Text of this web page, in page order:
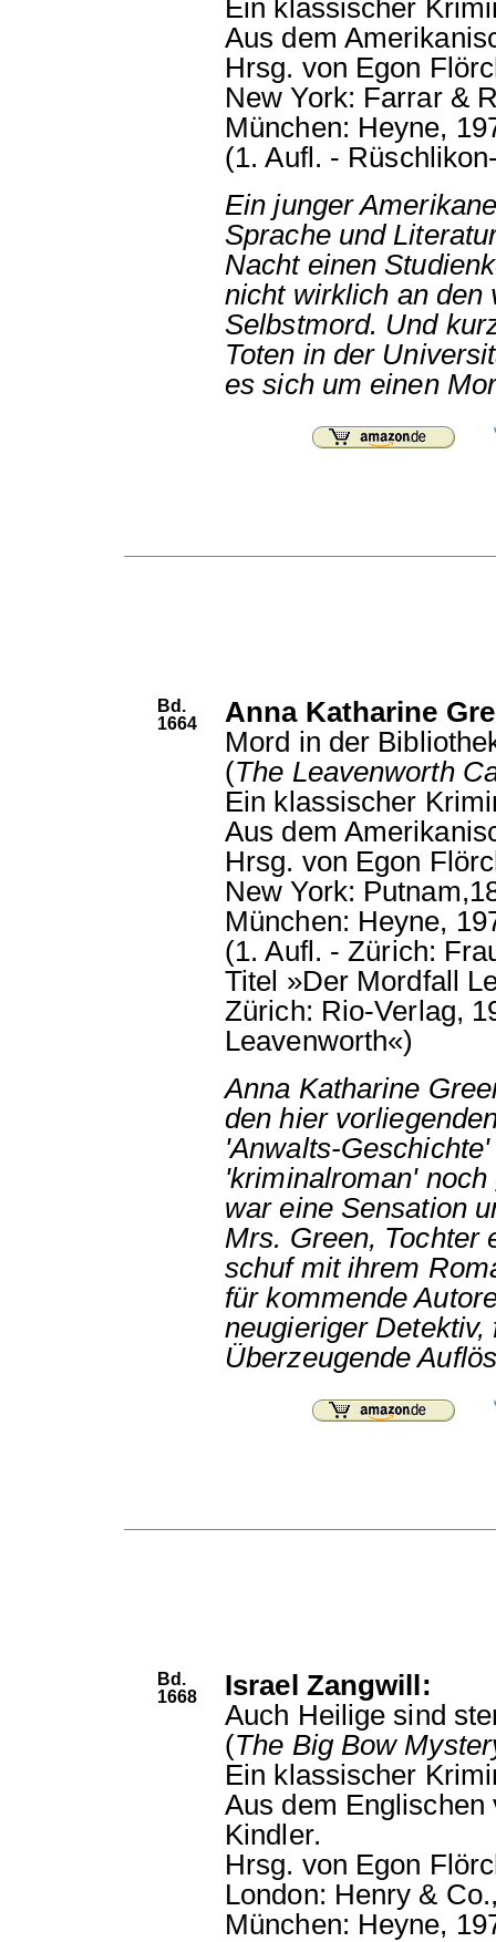
Ein klassischer
Aus dem
Hrsg. von Egon
New York: Farrar &
München: Heyne,
(1. Aufl. -
Ein junger
Sprache und
Nacht einen
nicht wirklich an den
Selbstmord. Und
Toten in der
es sich um einen
Bd.
1664
Anna Katharine
Mord in der
(The Leavenworth
Ein klassischer
Aus dem
Hrsg. von Egon
New York:
München: Heyne,
(1. Aufl. - Zürich:
Titel »Der Mordfall
Zürich: Rio-Verlag,
Leavenworth«)
Anna Katharine
den hier
'Anwalts-
'kriminalroman'
war eine Sensation
Mrs. Green, Tochter
schuf mit ihrem
für kommende
neugieriger
Überzeugende
Bd.
1668
Israel Zangwill:
Auch Heilige sind
(The Big Bow
Ein klassischer
Aus dem Englischen
Kindler.
Hrsg. von Egon
London: Henry &
München: Heyne,